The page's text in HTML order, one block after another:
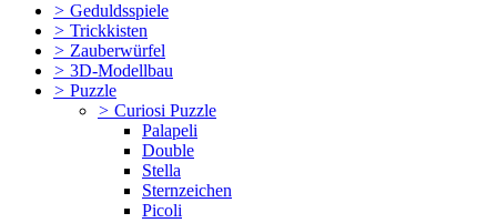
> Geduldsspiele
> Trickkisten
> Zauberwürfel
> 3D-Modellbau
> Puzzle
> Curiosi Puzzle
Palapeli
Double
Stella
Sternzeichen
Picoli